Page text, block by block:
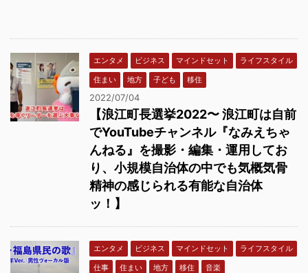
エンタメ ビジネス マインドセット
ライフスタイル
住まい
地方 子ども 移住
2022/07/04
【浪江町長選挙2022〜 浪江町は自前
でYouTubeチャンネル『なみえちゃ
んねる』を撮影・編集・運用してお
り、小規模自治体の中でも気概気骨
精神の感じられる有能な自治体
ッ！】
エンタメ ビジネス マインドセット
ライフスタイル
仕事
住まい 地方 移住 音楽